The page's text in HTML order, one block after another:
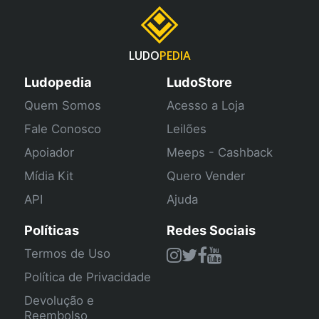
LUDOPEDIA
Ludopedia
Quem Somos
Fale Conosco
Apoiador
Mídia Kit
API
LudoStore
Acesso a Loja
Leilões
Meeps - Cashback
Quero Vender
Ajuda
Políticas
Termos de Uso
Política de Privacidade
Devolução e
Reembolso
Redes Sociais